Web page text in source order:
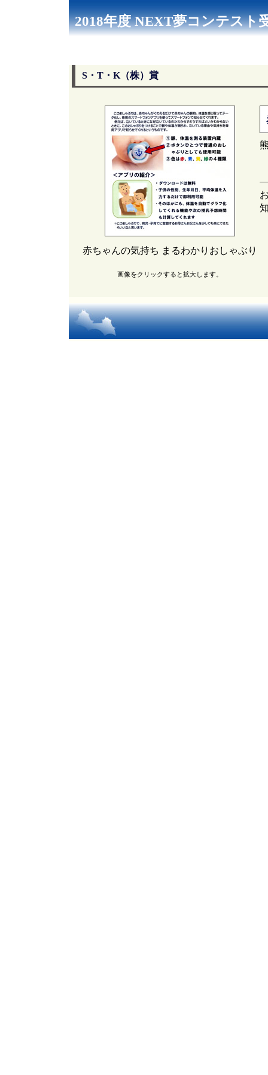
2018年度 NEXT夢コンテスト
S・T・K（株）賞
赤ちゃんの気持ち まるわかりおしゃぶり
画像をクリックすると拡大します。